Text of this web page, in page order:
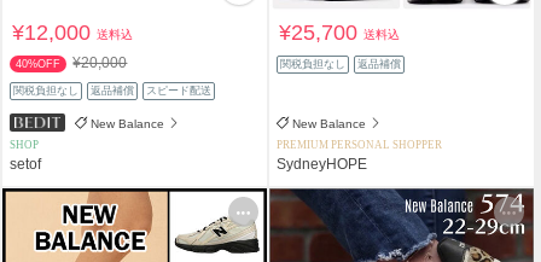
¥12,000送料込
40%OFF ¥20,000
関税負担なし 返品補償 スピード配送
New Balance
SHOP
setof
¥25,700送料込
関税負担なし 返品補償
New Balance
PREMIUM PERSONAL SHOPPER
SydneyHOPE